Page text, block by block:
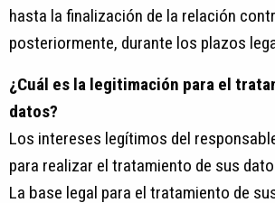
hasta la finalización de la relación
posteriormente, durante los plazos
¿Cuál es la legitimación para el
datos?
Los intereses legítimos del
para realizar el tratamiento de sus
La base legal para el tratamiento de